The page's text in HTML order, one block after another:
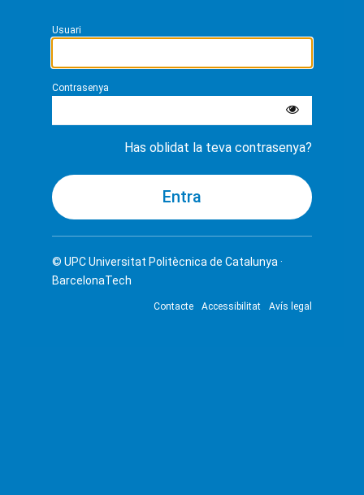
Usuari
Contrasenya
Has oblidat la teva contrasenya?
© UPCUniversitat Politècnica de Catalunya ·
BarcelonaTech
Contacte Accessibilitat Avís legal